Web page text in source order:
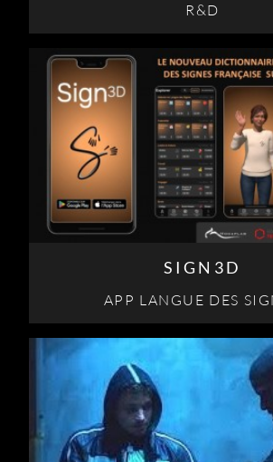
R&D
SIGN3D
APP LANGUE DES